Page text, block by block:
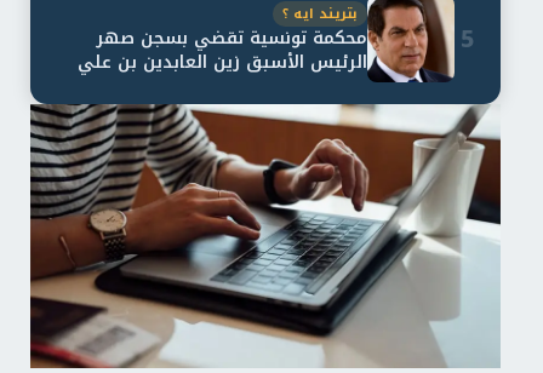
5
بتريند ايه ؟
محكمة تونسية تقضي بسجن صهر
الرئيس الأسبق زين العابدين بن علي